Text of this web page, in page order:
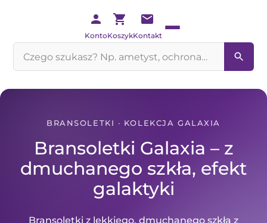
KontoKoszykKontakt
BRANSOLETKI · KOLEKCJA GALAXIA
Bransoletki Galaxia – z
dmuchanego szkła, efekt
galaktyki
Bransoletki z lekkiego, dmuchanego szkła z